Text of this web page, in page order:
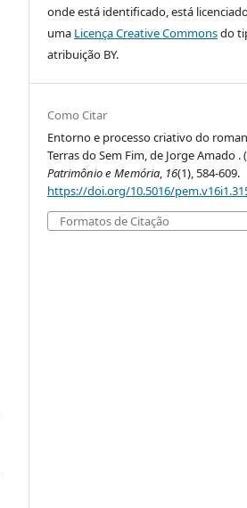
onde está identificado, está
uma Licença Creative Commonsdo
atribuição BY.
Como Citar
Entorno e processo criativo do
Terras do Sem Fim, de Jorge Amado .
Patrimônio e Memória, 16(1), 584-609.
https://doi.org/10.5016/
Formatos de Citação